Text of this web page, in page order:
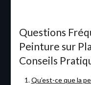
Questions
Peinture sur
Conseils
Qu’est-ce que la